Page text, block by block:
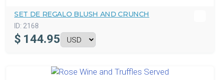
SET DE REGALO BLUSH AND CRUNCH
ID: 2168
$ 144.95